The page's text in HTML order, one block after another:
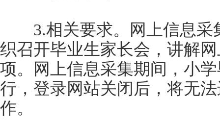
3.相关要求。网上信息采
织召开毕业生家长会，讲解
项。网上信息采集期间，小
行，登录网站关闭后，将无
作。